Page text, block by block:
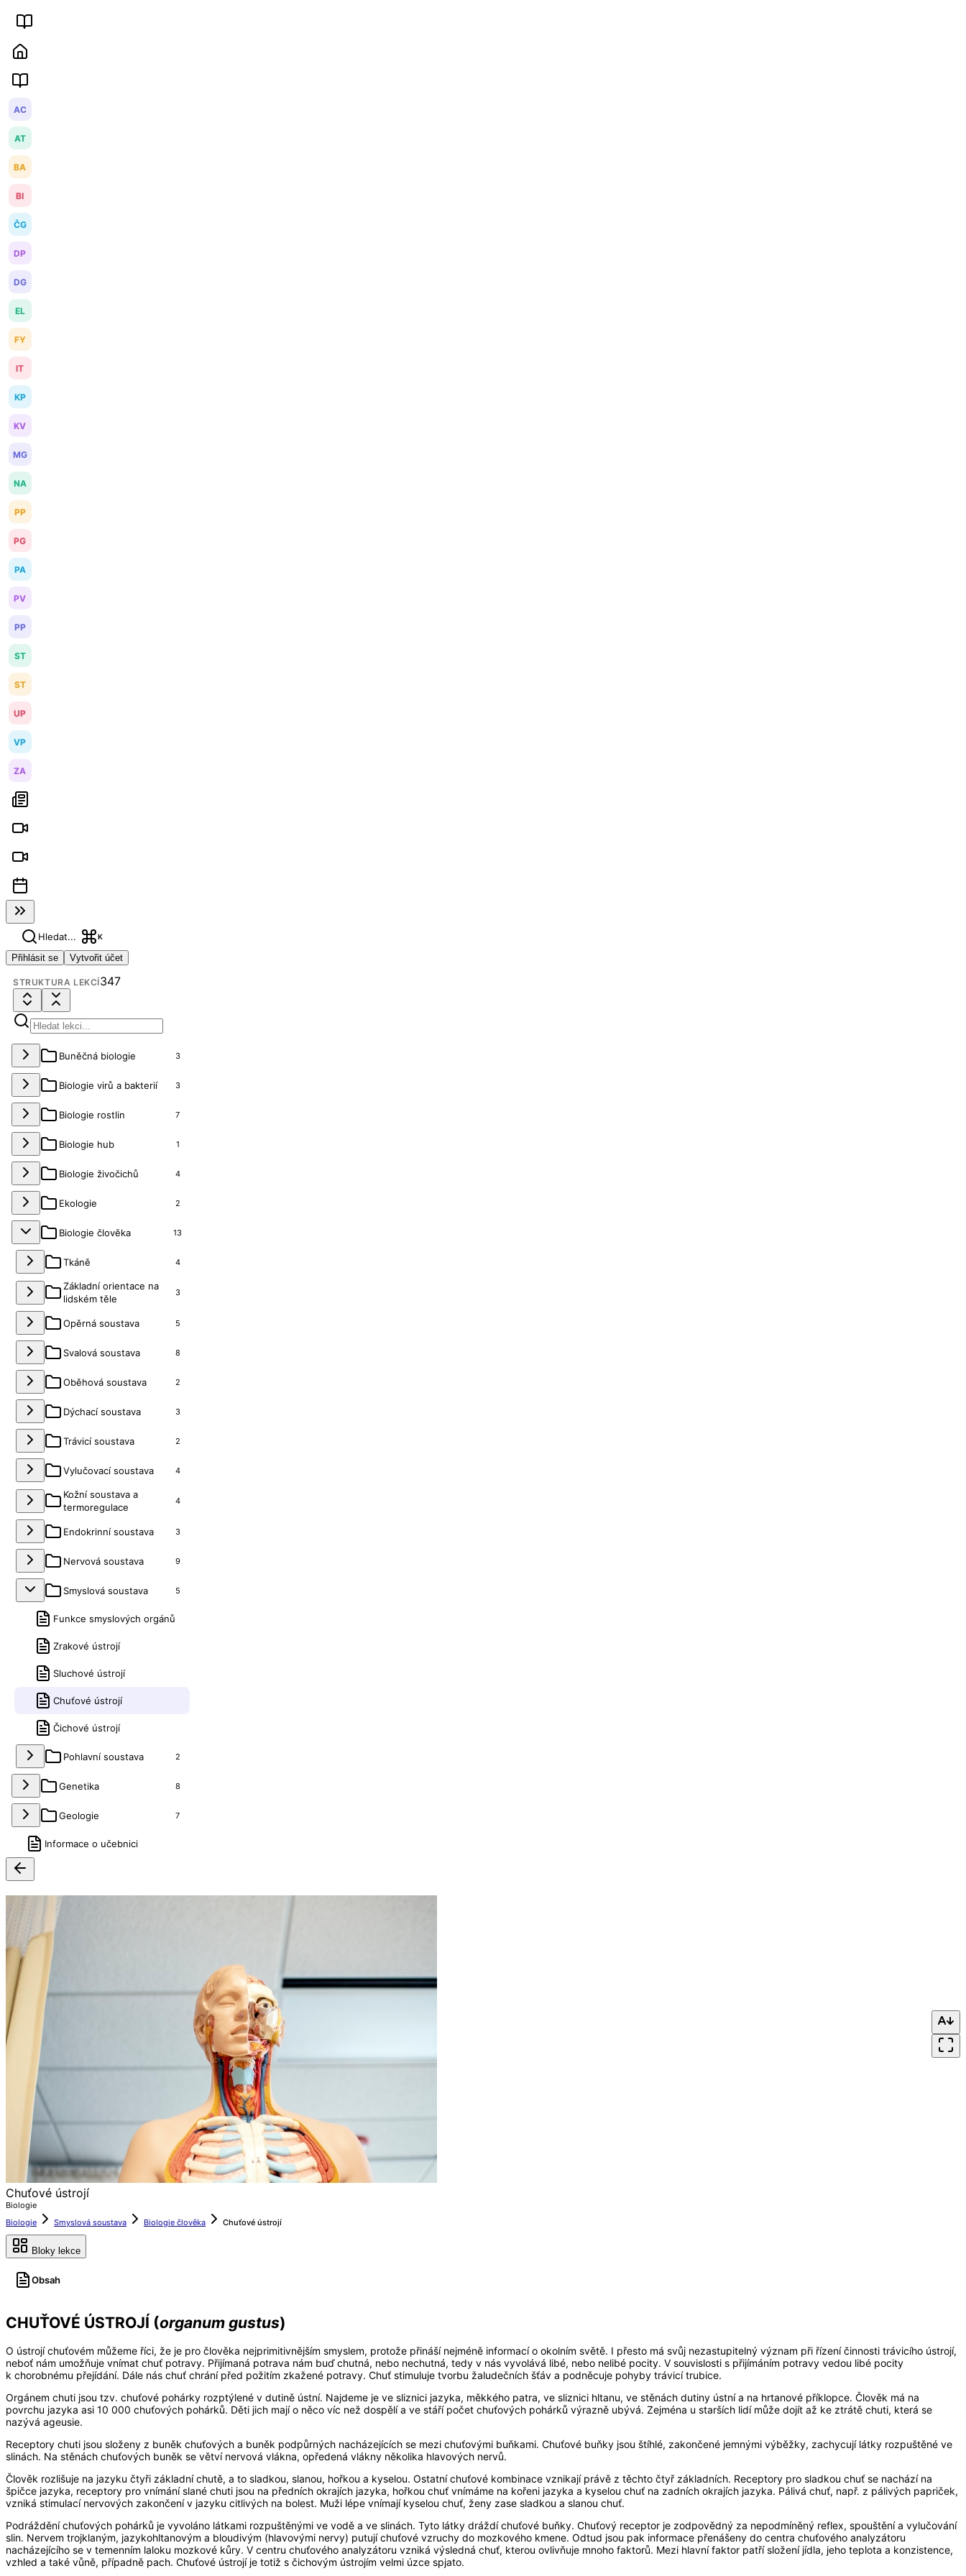
AC
AT
BA
BI
ČG
DP
DG
EL
FY
IT
KP
KV
MG
NA
PP
PG
PA
PV
PP
ST
ST
UP
VP
ZA
Hledat... K
Přihlásit se Vytvořit účet
STRUKTURA LEKCÍ347
Buněčná biologie 3
Biologie virů a bakterií 3
Biologie rostlin 7
Biologie hub 1
Biologie živočichů 4
Ekologie 2
Biologie člověka 13
Tkáně 4
Základní orientace na
lidském těle
3
Opěrná soustava 5
Svalová soustava 8
Oběhová soustava 2
Dýchací soustava 3
Trávicí soustava 2
Vylučovací soustava 4
Kožní soustava a
termoregulace
4
Endokrinní soustava 3
Nervová soustava 9
Smyslová soustava 5
Funkce smyslových orgánů
Zrakové ústrojí
Sluchové ústrojí
Chuťové ústrojí
Čichové ústrojí
Pohlavní soustava 2
Genetika 8
Geologie 7
Informace o učebnici
Chuťové ústrojí
Biologie
Biologie
Smyslová soustava Biologie člověka Chuťové ústrojí
Bloky lekce
Obsah
CHUŤOVÉ ÚSTROJÍ (organum gustus)
O ústrojí chuťovém můžeme říci, že je pro člověka nejprimitivnějším smyslem, protože přináší nejméně informací o okolním světě. I přesto má svůj nezastupitelný význam při řízení činnosti trávicího ústrojí,
neboť nám umožňuje vnímat chuť potravy. Přijímaná potrava nám buď chutná, nebo nechutná, tedy v nás vyvolává libé, nebo nelibé pocity. V souvislosti s přijímáním potravy vedou libé pocity
k chorobnému přejídání. Dále nás chuť chrání před požitím zkažené potravy. Chuť stimuluje tvorbu žaludečních šťáv a podněcuje pohyby trávicí trubice.
Orgánem chuti jsou tzv. chuťové pohárky rozptýlené v dutině ústní. Najdeme je ve sliznici jazyka, měkkého patra, ve sliznici hltanu, ve stěnách dutiny ústní a na hrtanové příklopce. Člověk má na
povrchu jazyka asi 10 000 chuťových pohárků. Děti jich mají o něco víc než dospělí a ve stáří počet chuťových pohárků výrazně ubývá. Zejména u starších lidí může dojít až ke ztrátě chuti, která se
nazývá ageusie.
Receptory chuti jsou složeny z buněk chuťových a buněk podpůrných nacházejících se mezi chuťovými buňkami. Chuťové buňky jsou štíhlé, zakončené jemnými výběžky, zachycují látky rozpuštěné ve
slinách. Na stěnách chuťových buněk se větví nervová vlákna, opředená vlákny několika hlavových nervů.
Člověk rozlišuje na jazyku čtyři základní chutě, a to sladkou, slanou, hořkou a kyselou. Ostatní chuťové kombinace vznikají právě z těchto čtyř základních. Receptory pro sladkou chuť se nachází na
špičce jazyka, receptory pro vnímání slané chuti jsou na předních okrajích jazyka, hořkou chuť vnímáme na kořeni jazyka a kyselou chuť na zadních okrajích jazyka. Pálivá chuť, např. z pálivých papriček,
vzniká stimulací nervových zakončení v jazyku citlivých na bolest. Muži lépe vnímají kyselou chuť, ženy zase sladkou a slanou chuť.
Podráždění chuťových pohárků je vyvoláno látkami rozpuštěnými ve vodě a ve slinách. Tyto látky dráždí chuťové buňky. Chuťový receptor je zodpovědný za nepodmíněný reflex, spouštění a vylučování
slin. Nervem trojklaným, jazykohltanovým a bloudivým (hlavovými nervy) putují chuťové vzruchy do mozkového kmene. Odtud jsou pak informace přenášeny do centra chuťového analyzátoru
nacházejícího se v temenním laloku mozkové kůry. V centru chuťového analyzátoru vzniká výsledná chuť, kterou ovlivňuje mnoho faktorů. Mezi hlavní faktor patří složení jídla, jeho teplota a konzistence,
vzhled a také vůně, případně pach. Chuťové ústrojí je totiž s čichovým ústrojím velmi úzce spjato.